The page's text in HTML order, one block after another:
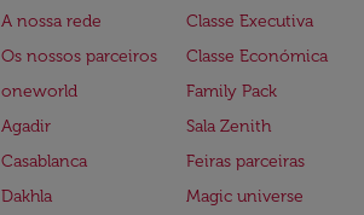
A nossa rede
Os nossos parceiros
oneworld
Agadir
Casablanca
Dakhla
Classe Executiva
Classe Económica
Family Pack
Sala Zenith
Feiras parceiras
Magic universe